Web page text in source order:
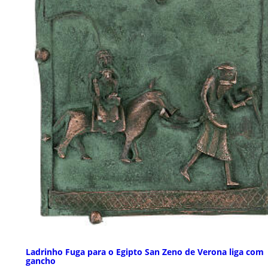
Ladrinho Fuga para o Egipto San Zeno de Verona liga com
gancho